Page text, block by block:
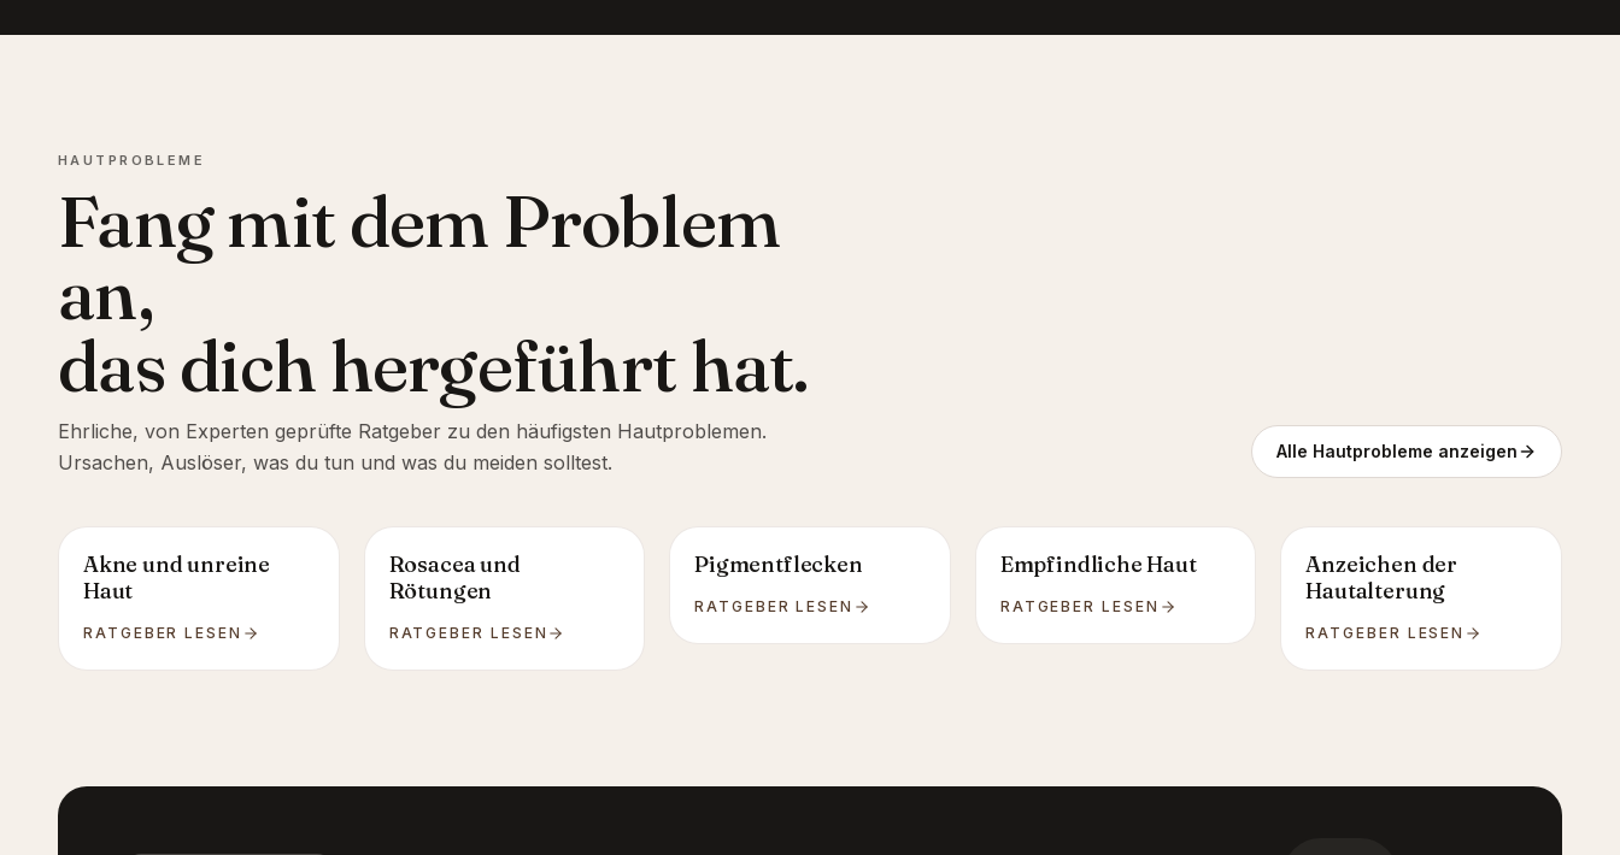
HAUTPROBLEME
Fang mit dem Problem
an,
das dich hergeführt hat.
Ehrliche, von Experten geprüfte Ratgeber zu den häufigsten Hautproblemen.
Ursachen, Auslöser, was du tun und was du meiden solltest.
Alle Hautprobleme anzeigen
Akne und unreine
Haut
RATGEBER LESEN
Rosacea und
Rötungen
RATGEBER LESEN
Pigmentflecken
RATGEBER LESEN
Empfindliche Haut
RATGEBER LESEN
Anzeichen der
Hautalterung
RATGEBER LESEN